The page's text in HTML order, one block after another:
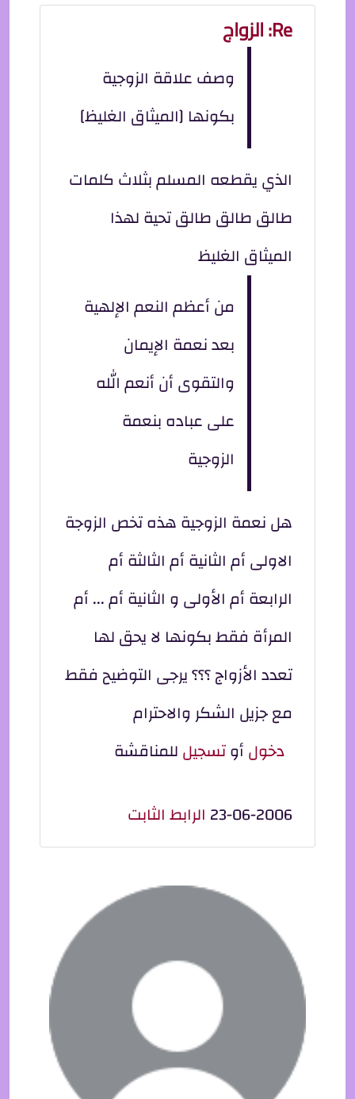
Re: الزواج
وصف علاقة الزوجية
بكونها [الميثاق الغليظ]
الذي يقطعه المسلم بثلاث كلمات
طالق طالق طالق تحية لهذا
الميثاق الغليظ
من أعظم النعم الإلهية
بعد نعمة الإيمان
والتقوى أن أنعم الله
على عباده بنعمة
الزوجية
هل نعمة الزوجية هذه تخص الزوجة
الاولى أم الثانية أم الثالثة أم
الرابعة أم الأولى و الثانية أم ... أم
المرأة فقط بكونها لا يحق لها
تعدد الأزواج ؟؟؟ يرجى التوضيح فقط
مع جزيل الشكر والاحترام
دخولأوتسجيلللمناقشة
23-06-2006 الرابط الثابت